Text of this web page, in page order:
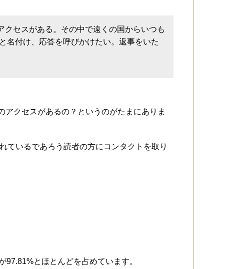
セスがある。その中で遠くの国からいつも
名付け、応答を呼びかけたい。返事をいた
クセスがあるの？というのがたまにありま
ているであろう読者の方にコンタクトを取り
とほとんどを占めています。